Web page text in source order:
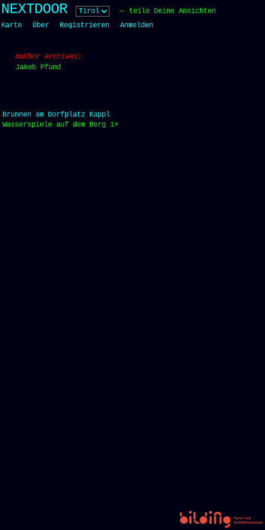
Skip
NEXTDOOR
teile Deine Ansichten
Karte
Über Registrieren Anmelden
Author Archives:
Jakob Pfund
Brunnen am Dorfplatz Kappl
Wasserspiele auf dem Berg 1+